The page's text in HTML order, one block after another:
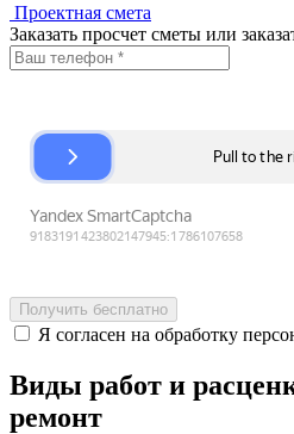
Проектная смета
Заказать просчет сметы или
Получить бесплатно
Я согласен на обработку
Виды работ и
ремонт